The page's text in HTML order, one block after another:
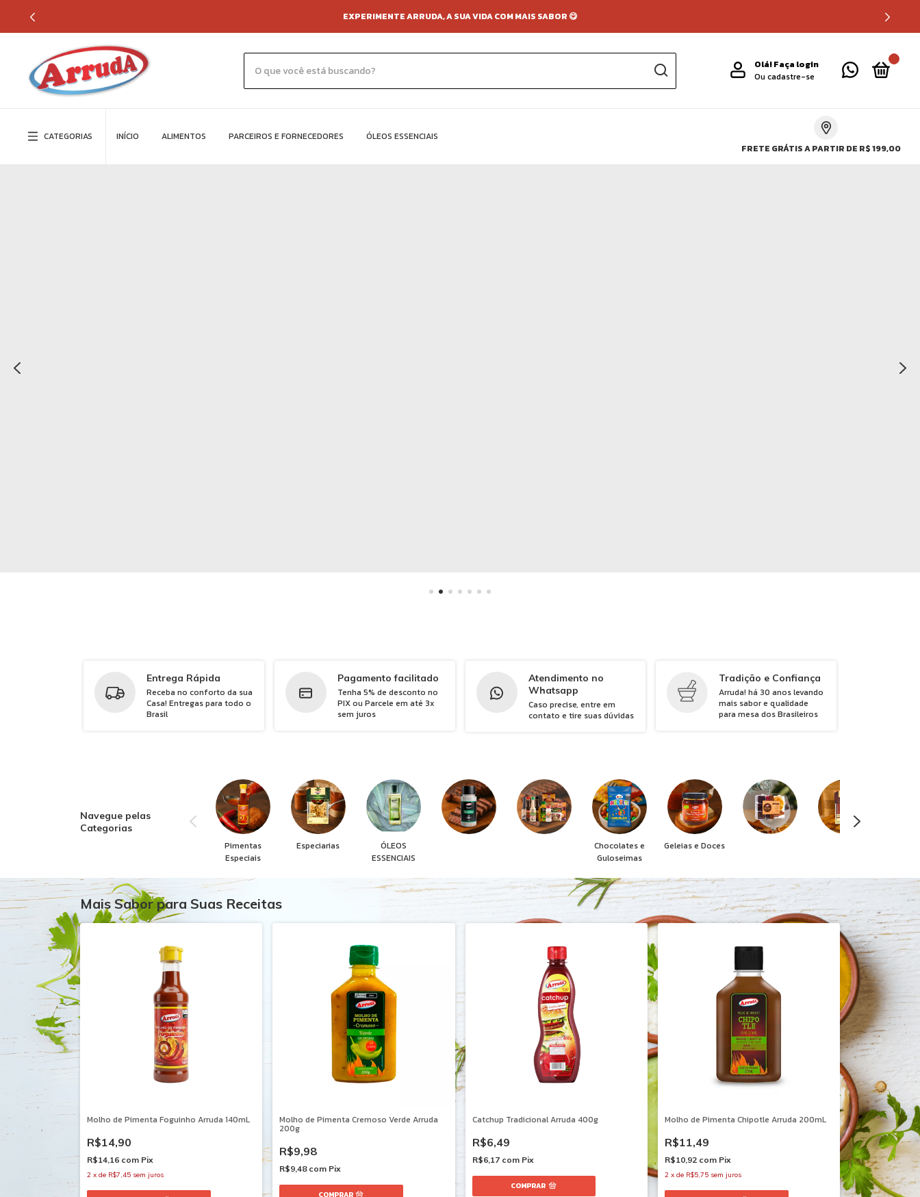
EXPERIMENTE ARRUDA, A SUA VIDA COM MAIS SABOR 😋
Olá!Faça login
Ou cadastre-se
CATEGORIAS INÍCIO ALIMENTOS PARCEIROS E FORNECEDORES
ÓLEOS ESSENCIAIS
FRETE GRÁTIS A PARTIR DE R$ 199,00
Entrega Rápida
Receba no conforto da sua
Casa! Entregas para todo o
Brasil
Pagamento facilitado
Tenha 5% de desconto no
PIX ou Parcele em até 3x
sem juros
Atendimento no
Whatsapp
Caso precise, entre em
contato e tire suas dúvidas
Tradição e Confiança
Arruda! há 30 anos levando
mais sabor e qualidade
para mesa dos Brasileiros
Navegue pelas
Categorias
Pimentas
Especiais
Especiarias
ÓLEOS
ESSENCIAIS
Chocolates e
Guloseimas
Geleias e Doces
Mais Sabor para Suas Receitas
Molho de Pimenta Foguinho Arruda 140mL
R$14,90
R$14,16 com Pix
2 x de R$7,45 sem juros
Molho de Pimenta Cremoso Verde Arruda
200g
R$9,98
R$9,48 com Pix
Catchup Tradicional Arruda 400g
R$6,49
R$6,17 com Pix
Molho de Pimenta Chipotle Arruda 200mL
R$11,49
R$10,92 com Pix
2 x de R$5,75 sem juros